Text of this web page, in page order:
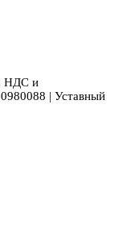
НДС и
| Уставный